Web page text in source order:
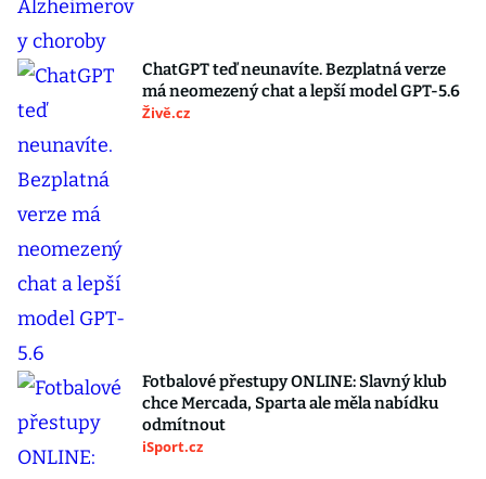
ChatGPT teď neunavíte. Bezplatná verze
má neomezený chat a lepší model GPT-5.6
Živě.cz
Fotbalové přestupy ONLINE: Slavný klub
chce Mercada, Sparta ale měla nabídku
odmítnout
iSport.cz